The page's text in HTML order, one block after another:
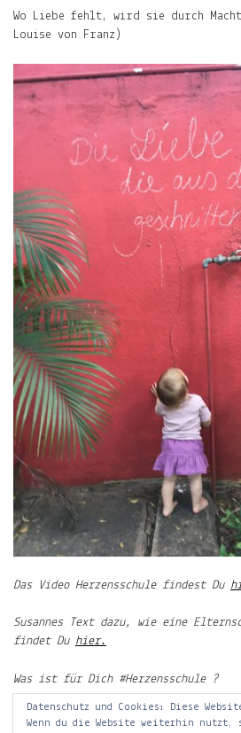
kompliziert
ist,
Indien
einen
Bikini
Finden
Support
für
ljuno
besten
schreibe
ich
einem
Hafermilch-
Cappuccino.
Wenn
gerne
lesen
möchtest,
mir
einen
Wo Liebe fehlt, wird sie durch
Louise von Franz)
Das Video Herzensschule findest Du
Susannes Text dazu, wie eine
findet Du hier.
Was ist für Dich #Herzensschule ?
Datenschutz und Cookies: Diese
Wenn du die Website weiterhin nutzt,